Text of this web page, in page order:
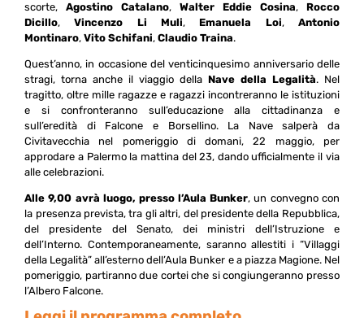
scorte,Agostino Catalano, Walter Eddie Cosina,Rocco
Dicillo,Vincenzo Li Muli,Emanuela Loi, Antonio
Montinaro,Vito Schifani,Claudio Traina.
Quest’anno, in occasione del venticinquesimo anniversario delle
stragi, torna anche il viaggio della Nave della Legalità. Nel
tragitto, oltre mille ragazze e ragazzi incontreranno le istituzioni
e si confronteranno sull’educazione alla cittadinanza e
sull’eredità di Falcone e Borsellino. La Nave salperà da
Civitavecchia nel pomeriggio di domani, 22 maggio, per
approdare a Palermo la mattina del 23, dando ufficialmente il via
alle celebrazioni.
Alle 9,00 avrà luogo, presso l’Aula Bunker, un convegno con
la presenza prevista, tra gli altri, del presidente della Repubblica,
del presidente del Senato, dei ministri dell’Istruzione e
dell’Interno. Contemporaneamente, saranno allestiti i “Villaggi
della Legalità” all’esterno dell’Aula Bunker e a piazza Magione. Nel
pomeriggio, partiranno due cortei che si congiungeranno presso
l’Albero Falcone.